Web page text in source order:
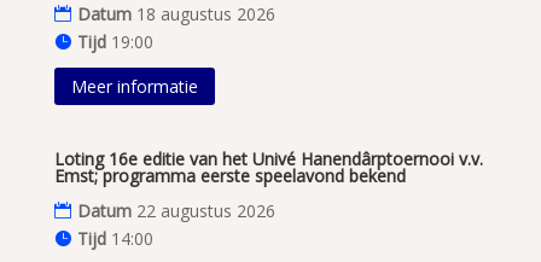
Datum 18 augustus 2026
Tijd 19:00
Meer informatie
Loting 16e editie van het Univé Hanendârptoernooi v.v.
Emst; programma eerste speelavond bekend
Datum 22 augustus 2026
Tijd 14:00